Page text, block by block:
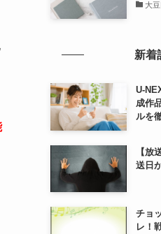
大
新着
U-
成作
ルを
【放
送日
チョ
レ！